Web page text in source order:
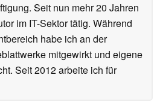
Seit nun mehr 20 Jahren
im IT-Sektor tätig. Während
habe ich an der
mitgewirkt und eigene
Seit 2012 arbeite ich für